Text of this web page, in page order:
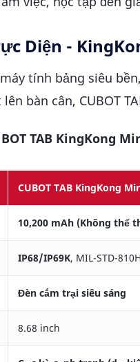
Diện -
tính bảng siêu
bàn cân, CUBOT
TAB KingKong
CUBOT TAB KingKong
10,200 mAh (Không thể
IP68/IP69K, MIL-STD-810H
Đèn cắm trại siêu sáng
8.68 inch